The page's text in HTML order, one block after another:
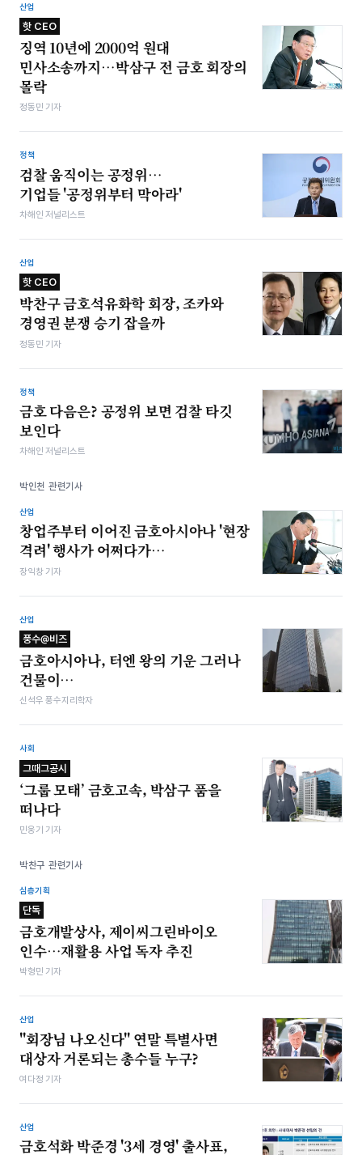
산업
핫 CEO
징역 10년에 2000억 원대
민사소송까지…박삼구 전 금호 회장의
몰락
정동민 기자
정책
검찰 움직이는 공정위…
기업들 '공정위부터 막아라'
차해인 저널리스트
산업
핫 CEO
박찬구 금호석유화학 회장, 조카와
경영권 분쟁 승기 잡을까
정동민 기자
정책
금호 다음은? 공정위 보면 검찰 타깃
보인다
차해인 저널리스트
박인천 관련기사
산업
창업주부터 이어진 금호아시아나 '현장
격려' 행사가 어쩌다가…
장익창 기자
산업
풍수@비즈
금호아시아나, 터엔 왕의 기운 그러나
건물이…
신석우 풍수지리학자
사회
그때그공시
‘그룹 모태’ 금호고속, 박삼구 품을
떠나다
민웅기 기자
박찬구 관련기사
심층기획
단독
금호개발상사, 제이씨그린바이오
인수…재활용 사업 독자 추진
박형민 기자
산업
"회장님 나오신다" 연말 특별사면
대상자 거론되는 총수들 누구?
여다정 기자
산업
금호석화 박준경 '3세 경영' 출사표,